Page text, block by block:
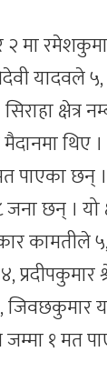
२ मा
यादवले
क्षेत्र
थिए
पाएका छन्
जना छन् । यो
कामतीले
प्रदीपकुमार
जिवछकुमार
१ मत